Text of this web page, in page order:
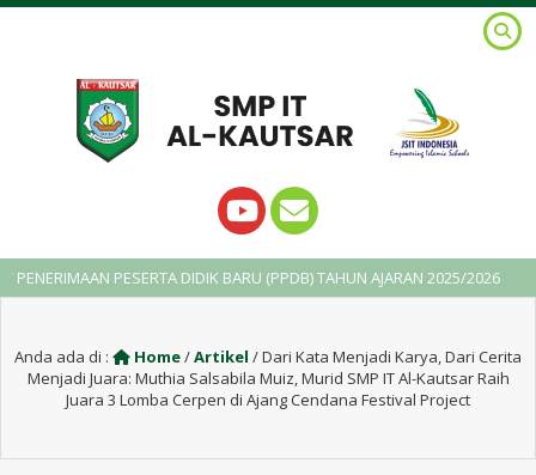
PESERTA DIDIK BARU (PPDB) TAHUN AJARAN 2025/2026
Anda ada di : Home/Artikel /Dari Kata Menjadi Karya, Dari Cerita
Menjadi Juara: Muthia Salsabila Muiz, Murid SMP IT Al-Kautsar Raih
Juara 3 Lomba Cerpen di Ajang Cendana Festival Project